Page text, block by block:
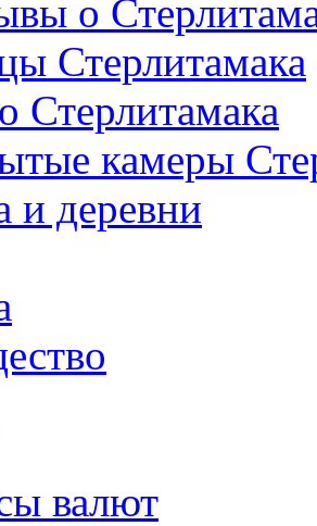
о
Стерлитамака
Стерлитамака
камеры
и деревни
валют